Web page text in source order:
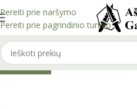
Pereiti prie naršymo
Pereiti prie pagrindinio turinio